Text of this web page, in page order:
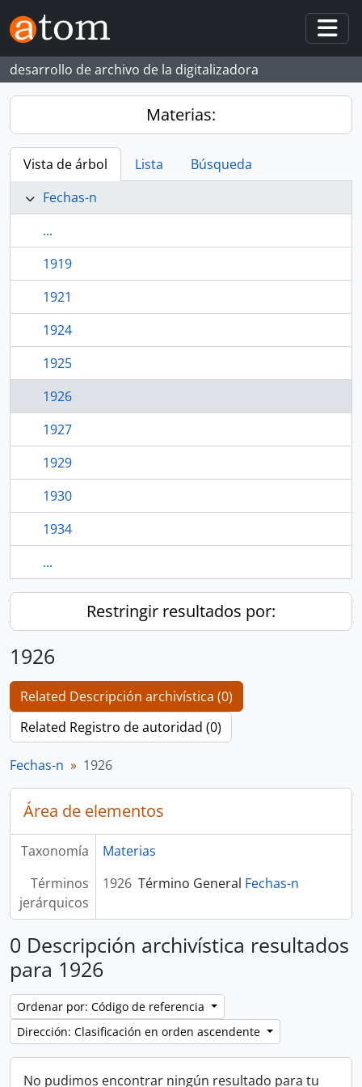
Skip to main content
desarrollo de archivo de la digitalizadora
Materias:
Vista de árbol Lista
Búsqueda
Fechas-n
...
1919
1921
1924
1925
1926
1927
1929
1930
1934
...
Restringir resultados por:
1926
Related Descripción archivística (0)
Related Registro de autoridad (0)
Fechas-n 1926
Área de elementos
Taxonomía
Materias
Términos
jerárquicos
1926 Término General Fechas-n
0 Descripción archivística resultados
para 1926
Ordenar por: Código de referencia
Dirección: Clasificación en orden ascendente
No pudimos encontrar ningún resultado para tu